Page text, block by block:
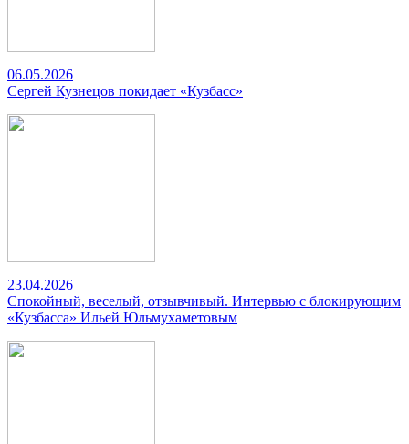
06.05.2026
Сергей Кузнецов покидает «Кузбасс»
23.04.2026
Спокойный, веселый, отзывчивый. Интервью с блокирующим
«Кузбасса» Ильей Юльмухаметовым